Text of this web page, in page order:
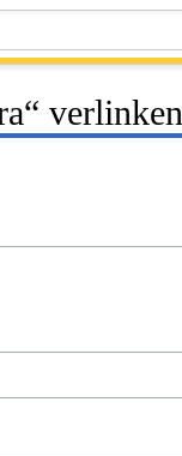
verlinken